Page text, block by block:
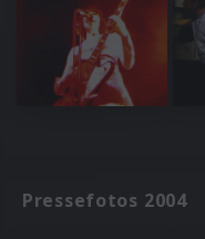
Pressefotos 2004